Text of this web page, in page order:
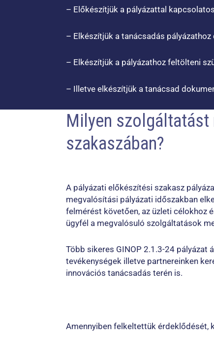
– Előkészítjük a pályázattal
– Elkészítjük a tanácsadás
– Elkészítjük a pályázathoz feltölteni
– Illetve elkészítjük a tanácsad
Milyen szolgáltatást
szakaszában?
A pályázati előkészítési szakasz
megvalósítási pályázati időszakban
felmérést követően, az üzleti célokhoz
ügyfél a megvalósuló szolgáltatások
Több sikeres GINOP 2.1.3-24
tevékenységek illetve partnereinken
innovációs tanácsadás terén is.
Amennyiben felkeltettük érdeklődését,